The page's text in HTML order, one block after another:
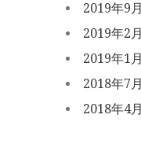
2019年9月
2019年2月
2019年1月
2018年7月
2018年4月